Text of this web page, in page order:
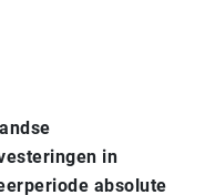
in
absolute